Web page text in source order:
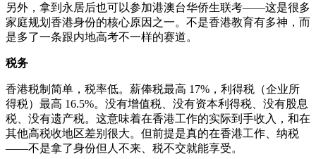
另外，拿到永居后也可以参加港澳台华侨生联考——这是很多
家庭规划香港身份的核心原因之一。不是香港教育有多神，而
是多了一条跟内地高考不一样的赛道。
税务
香港税制简单，税率低。薪俸税最高 17%，利得税（企业所
得税）最高 16.5%。没有增值税、没有资本利得税、没有股息
税、没有遗产税。这意味着在香港工作的实际到手收入，和在
其他高税收地区差别很大。但前提是真的在香港工作、纳税
——不是拿了身份但人不来、税不交就能享受。